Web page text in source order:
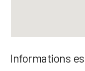
Informations